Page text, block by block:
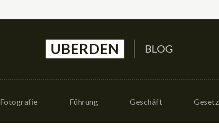
UBERDEN BLOG
Fotografie Führung Geschäft Gesetz